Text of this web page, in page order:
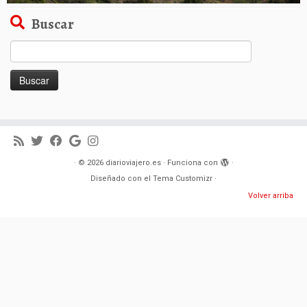
Buscar
· © 2026 diarioviajero.es· Funciona con
·
Diseñado con el Tema Customizr ·
Volver arriba